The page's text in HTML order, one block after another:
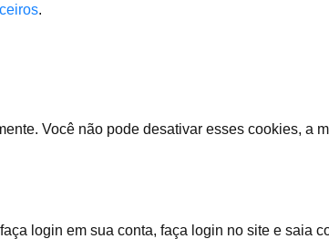
.
Você não pode desativar esses cookies, a
login em sua conta, faça login no site e saia